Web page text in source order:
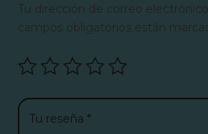
Tu dirección de correo
campos obligatorios están